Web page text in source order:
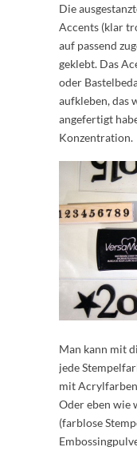
Die
Accents (klar
auf passend
geklebt. Das
oder
aufkleben, das
angefertigt
Konzentration.
Man kann mit
jede
mit
Oder eben wie
(farblose